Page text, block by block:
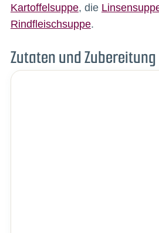
Kartoffelsuppe, die
Rindfleischsuppe.
Zutaten und Zubereitung